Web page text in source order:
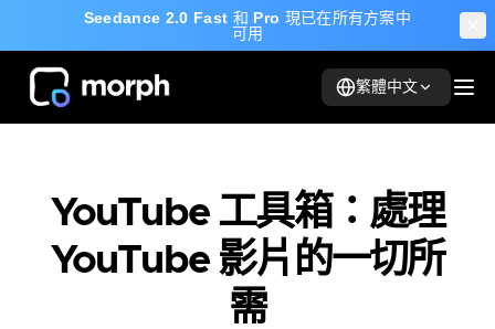
Seedance 2.0 Fast 和 Pro 現已在所有方案中
可用
繁體中文
YouTube 工具箱：處理
YouTube 影片的一切所
需